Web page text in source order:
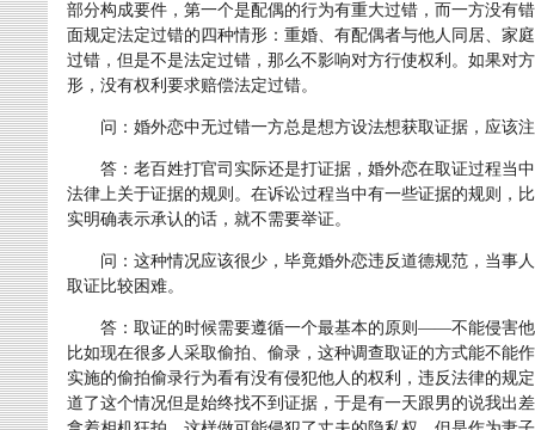
部分构成要件，第一个是配偶的行为有重大过错，而一方没有
面规定法定过错的四种情形：重婚、有配偶者与他人同居、家
过错，但是不是法定过错，那么不影响对方行使权利。如果对
形，没有权利要求赔偿法定过错。
问：婚外恋中无过错一方总是想方设法想获取证据，应该
答：老百姓打官司实际还是打证据，婚外恋在取证过程当
法律上关于证据的规则。在诉讼过程当中有一些证据的规则，
实明确表示承认的话，就不需要举证。
问：这种情况应该很少，毕竟婚外恋违反道德规范，当事
取证比较困难。
答：取证的时候需要遵循一个最基本的原则——不能侵害他
比如现在很多人采取偷拍、偷录，这种调查取证的方式能不能
实施的偷拍偷录行为看有没有侵犯他人的权利，违反法律的规
道了这个情况但是始终找不到证据，于是有一天跟男的说我出